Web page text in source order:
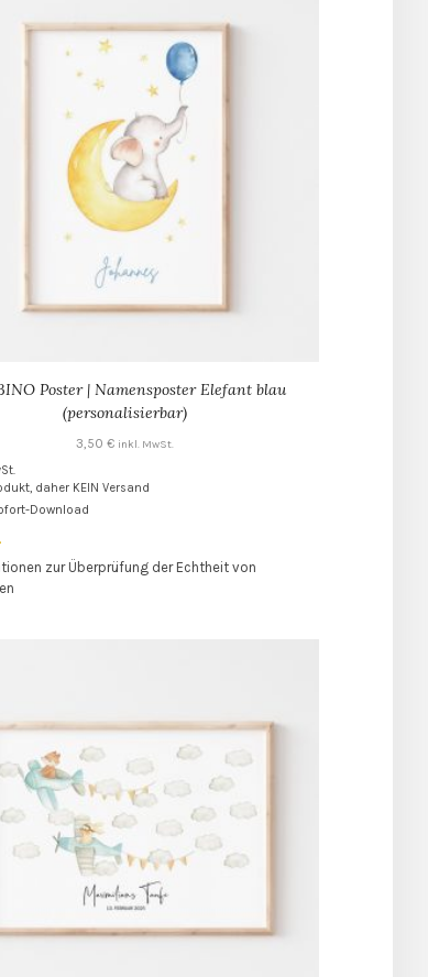
Poster | Namensposter Elefant blau
(personalisierbar)
3,50 € inkl. MwSt.
daher KEIN Versand
Download
zur Überprüfung der Echtheit von